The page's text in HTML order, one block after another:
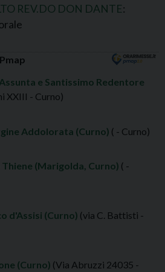
REV.DO DON DANTE:
e Santissimo Redentore
XXIII - Curno)
Addolorata (Curno) ( - Curno)
Thiene (Marigolda, Curno) ( -
d'Assisi (Curno) (via C. Battisti -
(Curno) (Via Abruzzi 24035 -